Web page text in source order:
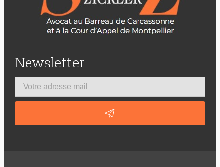
Newsletter